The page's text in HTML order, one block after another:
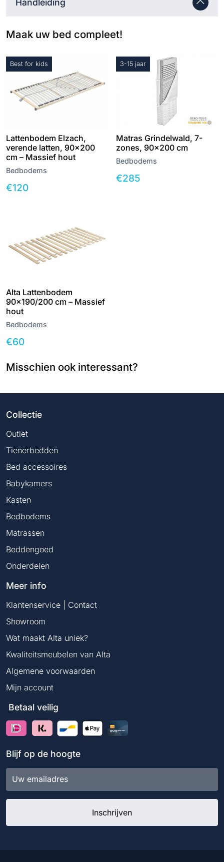
Handleiding
Maak uw bed compleet!
Best for kids
Lattenbodem Elzach,
verende latten, 90×200
cm – Massief hout
Bedbodems
€120
3-15 jaar
Matras Grindelwald, 7-
zones, 90×200 cm
Bedbodems
€285
Alta Lattenbodem
90×190/200 cm – Massief
hout
Bedbodems
€60
Misschien ook interessant?
Collectie
Outlet
Tienerbedden
Bed accessoires
Babykamers
Kasten
Bedbodems
Matrassen
Beddengoed
Onderdelen
Meer info
Klantenservice | Contact
Showroom
Wat maakt Alta uniek?
Kwaliteitsmeubelen van Alta
Algemene voorwaarden
Mijn account
Betaal veilig
Blijf op de hoogte
mailadres